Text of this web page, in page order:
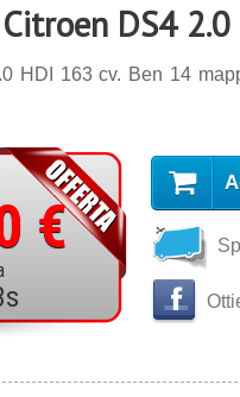
DS4
HDI 163 cv. Ben 14
€
s